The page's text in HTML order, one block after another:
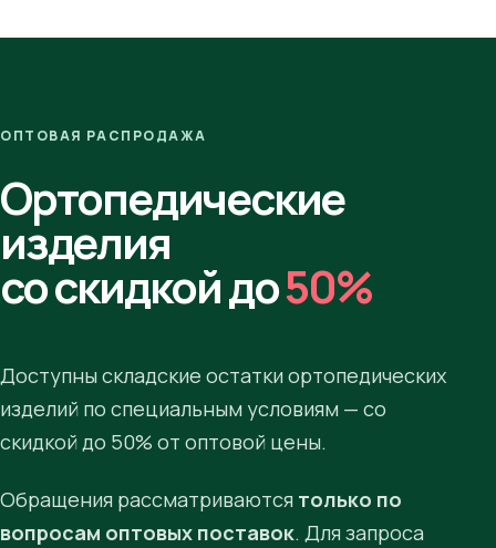
ОПТОВАЯ РАСПРОДАЖА
Ортопедические
изделия
со скидкой до50%
Доступны складские остатки ортопедических
изделий по специальным условиям — со
скидкой до 50% от оптовой цены.
Обращения рассматриваются только по
вопросам оптовых поставок. Для запроса